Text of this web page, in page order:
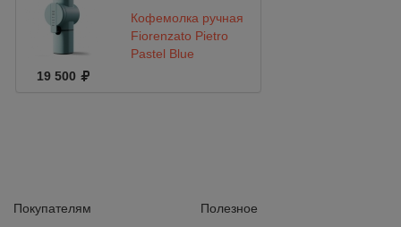
Кофемолка ручная
Fiorenzato Pietro
Pastel Blue
19 500
Покупателям
Полезное